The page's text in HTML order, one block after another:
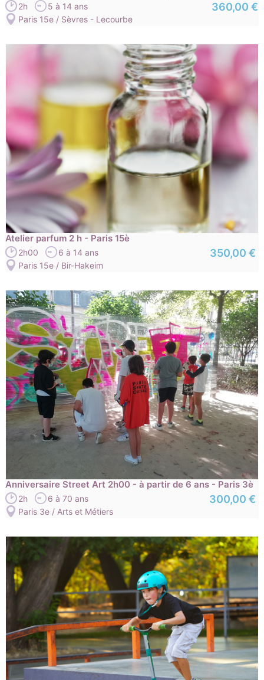
2h
5 à 14 ans
Paris 15e / Sèvres - Lecourbe
360,00 €
Atelier parfum 2 h - Paris 15è
2h00
6 à 14 ans
Paris 15e / Bir-Hakeim
350,00 €
Anniversaire Street Art 2h00 - à partir de 6 ans - Paris 3è
2h
6 à 70 ans
Paris 3e / Arts et Métiers
300,00 €